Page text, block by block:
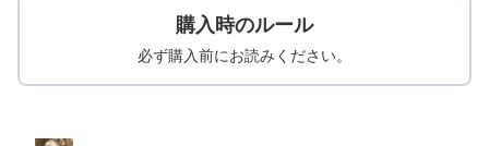
購入時のルール
必ず購入前にお読みください。